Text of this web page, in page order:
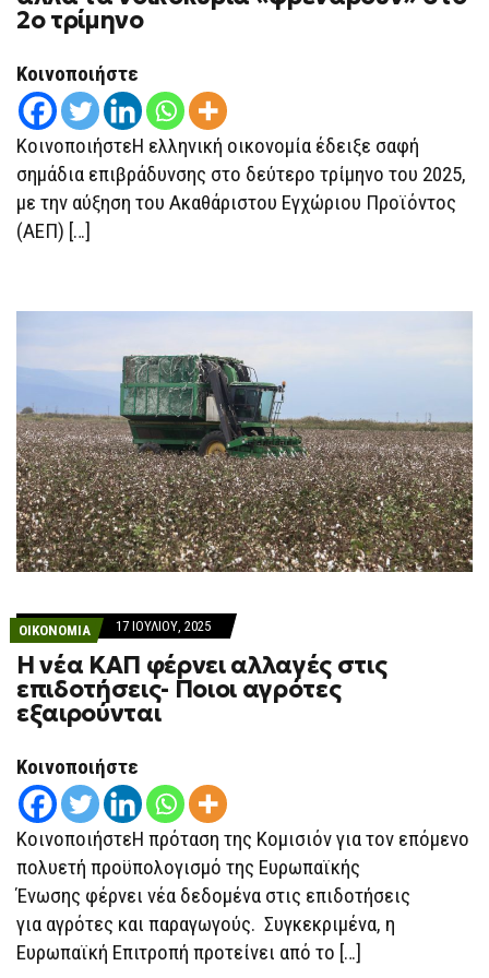
ΟΙ
2Ο
ΤΡΊΜΗΝΟ
2ο τρίμηνο
Κοινοποιήστε
ΚοινοποιήστεΗ ελληνική οικονομία έδειξε σαφή
σημάδια επιβράδυνσης στο δεύτερο τρίμηνο του 2025,
με την αύξηση του Ακαθάριστου Εγχώριου Προϊόντος
(ΑΕΠ) […]
ΟΙΚΟΝΟΜΙΑ 17 ΙΟΥΛΊΟΥ, 2025
Η νέα ΚΑΠ φέρνει αλλαγές στις
επιδοτήσεις- Ποιοι αγρότες
εξαιρούνται
Κοινοποιήστε
ΚοινοποιήστεΗ πρόταση της Κομισιόν για τον επόμενο
πολυετή προϋπολογισμό της Ευρωπαϊκής
Ένωσης φέρνει νέα δεδομένα στις επιδοτήσεις
για αγρότες και παραγωγούς. Συγκεκριμένα, η
Ευρωπαϊκή Επιτροπή προτείνει από το […]